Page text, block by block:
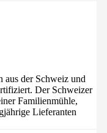
der Schweiz und
Der Schweizer
Familienmühle,
Lieferanten